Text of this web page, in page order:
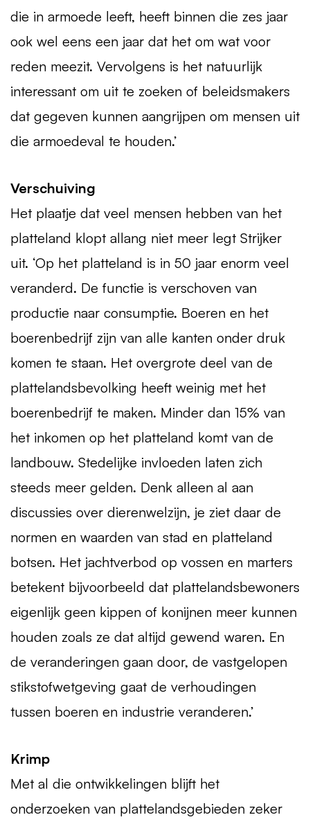
die in armoede leeft, heeft binnen die zes jaar
ook wel eens een jaar dat het om wat voor
reden meezit. Vervolgens is het natuurlijk
interessant om uit te zoeken of beleidsmakers
dat gegeven kunnen aangrijpen om mensen uit
die armoedeval te houden.’
Verschuiving
Het plaatje dat veel mensen hebben van het
platteland klopt allang niet meer legt Strijker
uit. ‘Op het platteland is in 50 jaar enorm veel
veranderd. De functie is verschoven van
productie naar consumptie. Boeren en het
boerenbedrijf zijn van alle kanten onder druk
komen te staan. Het overgrote deel van de
plattelandsbevolking heeft weinig met het
boerenbedrijf te maken. Minder dan 15% van
het inkomen op het platteland komt van de
landbouw. Stedelijke invloeden laten zich
steeds meer gelden. Denk alleen al aan
discussies over dierenwelzijn, je ziet daar de
normen en waarden van stad en platteland
botsen. Het jachtverbod op vossen en marters
betekent bijvoorbeeld dat plattelandsbewoners
eigenlijk geen kippen of konijnen meer kunnen
houden zoals ze dat altijd gewend waren. En
de veranderingen gaan door, de vastgelopen
stikstofwetgeving gaat de verhoudingen
tussen boeren en industrie veranderen.’
Krimp
Met al die ontwikkelingen blijft het
onderzoeken van plattelandsgebieden zeker